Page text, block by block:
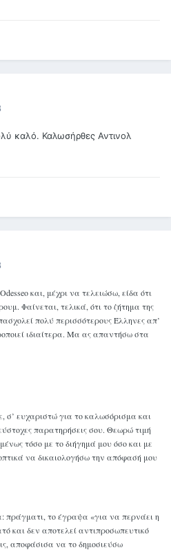
καλό. Καλωσήρθες Αντινολ
και, μέχρι να τελειώσω, είδα ότι
Φαίνεται, τελικά, ότι το ζήτημα της
πολύ περισσότερους Έλληνες απ’
ιδιαίτερα. Μα ας απαντήσω στα
ευχαριστώ για το καλωσόρισμα και
παρατηρήσεις σου. Θεωρώ τιμή
τόσο με το διήγημά μου όσο και με
να δικαιολογήσω την απόφασή μου
πράγματι, το έγραψα «για να περνάει η
και δεν αποτελεί αντιπροσωπευτικό
αποφάσισα να το δημοσιεύσω